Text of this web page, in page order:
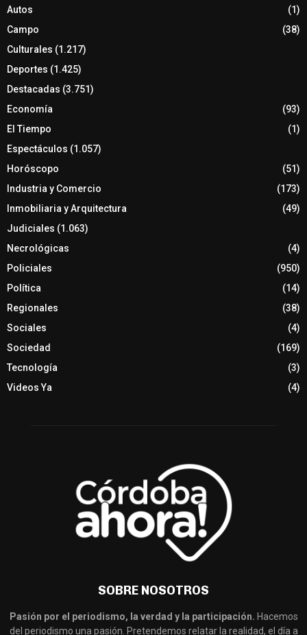
Autos
(1)
Campo
(38)
Culturales (1.217)
Deportes (1.425)
Destacadas (3.751)
Economía
(93)
El Tiempo
(1)
Espectáculos (1.057)
Horóscopo
(51)
Industria y Comercio
(173)
Inmobiliaria y Arquitectura
(49)
Judiciales (1.063)
Necrológicas
(4)
Policiales
(950)
Política
(14)
Regionales
(38)
Sociales
(4)
Sociedad
(169)
Tecnología
(3)
Videos Ya
(4)
SOBRE NOSOTROS
Pasión por el periodismo, la verdad y la participación. Hacemos
del periodismo una pasión. Pretendemos relatar la realidad, el día a